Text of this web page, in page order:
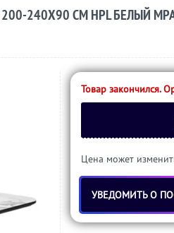
240Х90 СМ HPL БЕЛЫЙ
Товар закончился.
Цена может
УВЕДОМИТЬ О